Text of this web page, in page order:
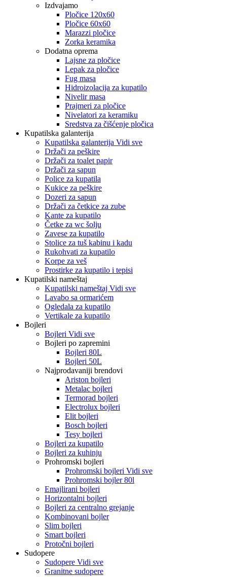
Izdvajamo
Pločice 120x60
Pločice 60x60
Marazzi pločice
Zorka keramika
Dodatna oprema
Lajsne za pločice
Lepak za pločice
Fug masa
Hidroizolacija za kupatilo
Nivelir masa
Prajmeri za pločice
Nivelatori za keramiku
Sredstva za čišćenje pločica
Kupatilska galanterija
Kupatilska galanterija Vidi sve
Držači za peškire
Držači za toalet papir
Držači za sapun
Police za kupatila
Kukice za peškire
Dozeri za sapun
Držači za četkice za zube
Kante za kupatilo
Četke za wc šolju
Zavese za kupatilo
Stolice za tuš kabinu i kadu
Rukohvati za kupatilo
Korpe za veš
Prostirke za kupatilo i tepisi
Kupatilski nameštaj
Kupatilski nameštaj Vidi sve
Lavabo sa ormarićem
Ogledala za kupatilo
Vertikale za kupatilo
Bojleri
Bojleri Vidi sve
Bojleri po zapremini
Bojleri 80L
Bojleri 50L
Najprodavaniji brendovi
Ariston bojleri
Metalac bojleri
Termorad bojleri
Electrolux bojleri
Elit bojleri
Bosch bojleri
Tesy bojleri
Bojleri za kupatilo
Bojleri za kuhinju
Prohromski bojleri
Prohromski bojleri Vidi sve
Prohromski bojler 80l
Emajlirani bojleri
Horizontalni bojleri
Bojleri za centralno grejanje
Kombinovani bojler
Slim bojleri
Smart bojleri
Protočni bojleri
Sudopere
Sudopere Vidi sve
Granitne sudopere